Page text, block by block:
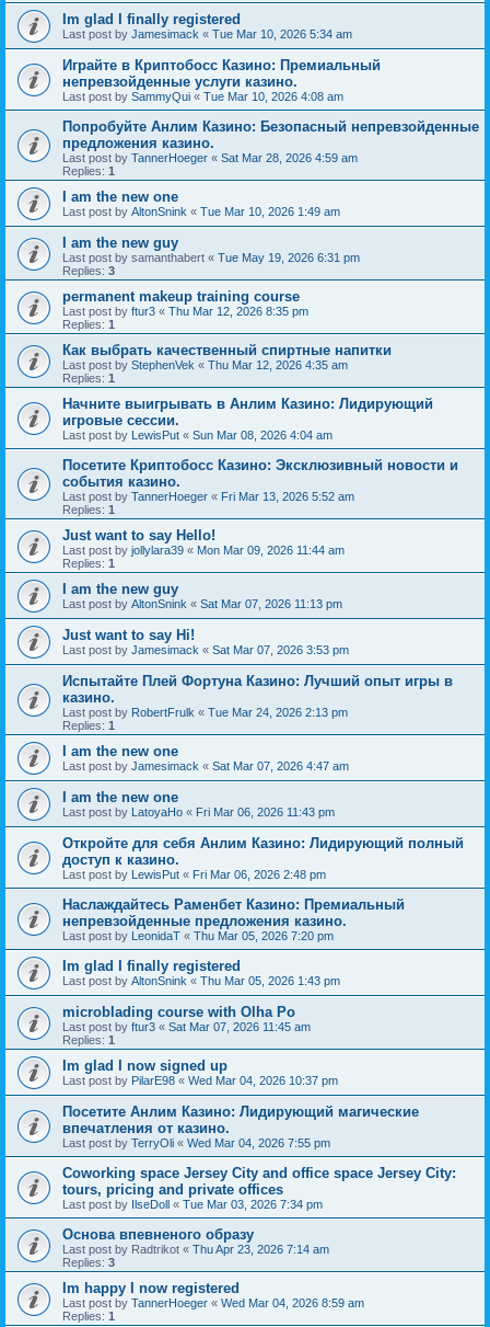
Im glad I finally registered
Last post by Jamesimack « Tue Mar 10, 2026 5:34 am
Играйте в Криптобосс Казино: Премиальный
непревзойденные услуги казино.
Last post by SammyQui « Tue Mar 10, 2026 4:08 am
Попробуйте Анлим Казино: Безопасный непревзойденные
предложения казино.
Last post by TannerHoeger « Sat Mar 28, 2026 4:59 am
Replies: 1
I am the new one
Last post by AltonSnink « Tue Mar 10, 2026 1:49 am
I am the new guy
Last post by samanthabert « Tue May 19, 2026 6:31 pm
Replies: 3
permanent makeup training course
Last post by ftur3 « Thu Mar 12, 2026 8:35 pm
Replies: 1
Как выбрать качественный спиртные напитки
Last post by StephenVek « Thu Mar 12, 2026 4:35 am
Replies: 1
Начните выигрывать в Анлим Казино: Лидирующий
игровые сессии.
Last post by LewisPut « Sun Mar 08, 2026 4:04 am
Посетите Криптобосс Казино: Эксклюзивный новости и
события казино.
Last post by TannerHoeger « Fri Mar 13, 2026 5:52 am
Replies: 1
Just want to say Hello!
Last post by jollylara39 « Mon Mar 09, 2026 11:44 am
Replies: 1
I am the new guy
Last post by AltonSnink « Sat Mar 07, 2026 11:13 pm
Just want to say Hi!
Last post by Jamesimack « Sat Mar 07, 2026 3:53 pm
Испытайте Плей Фортуна Казино: Лучший опыт игры в
казино.
Last post by RobertFrulk « Tue Mar 24, 2026 2:13 pm
Replies: 1
I am the new one
Last post by Jamesimack « Sat Mar 07, 2026 4:47 am
I am the new one
Last post by LatoyaHo « Fri Mar 06, 2026 11:43 pm
Откройте для себя Анлим Казино: Лидирующий полный
доступ к казино.
Last post by LewisPut « Fri Mar 06, 2026 2:48 pm
Наслаждайтесь Раменбет Казино: Премиальный
непревзойденные предложения казино.
Last post by LeonidaT « Thu Mar 05, 2026 7:20 pm
Im glad I finally registered
Last post by AltonSnink « Thu Mar 05, 2026 1:43 pm
microblading course with Olha Po
Last post by ftur3 « Sat Mar 07, 2026 11:45 am
Replies: 1
Im glad I now signed up
Last post by PilarE98 « Wed Mar 04, 2026 10:37 pm
Посетите Анлим Казино: Лидирующий магические
впечатления от казино.
Last post by TerryOli « Wed Mar 04, 2026 7:55 pm
Coworking space Jersey City and office space Jersey City:
tours, pricing and private offices
Last post by IlseDoll « Tue Mar 03, 2026 7:34 pm
Основа впевненого образу
Last post by Radtrikot « Thu Apr 23, 2026 7:14 am
Replies: 3
Im happy I now registered
Last post by TannerHoeger « Wed Mar 04, 2026 8:59 am
Replies: 1